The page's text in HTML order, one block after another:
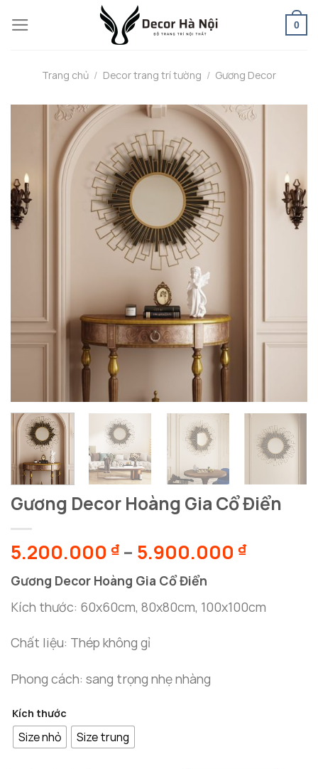
to
0
Trang chủ / Decor trang trí tường / Gương Decor
Gương Decor Hoàng Gia Cổ Điển
5.200.000 ₫ – 5.900.000 ₫Khoảng
Gương Decor Hoàng Gia Cổ Điển
Kích thước: 60x60cm, 80x80cm, 100x100cm
Chất liệu: Thép không gỉ
Phong cách: sang trọng nhẹ nhàng
Kích thước
Size nhỏ Size trung